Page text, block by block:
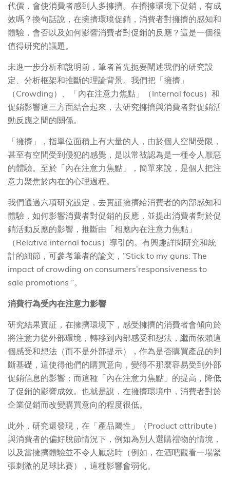
代價，會使消費者感到人多擁擠。在擠擁環境下促銷，有成
效嗎？換句話說，在擁擠環璄促銷，消費者對擁擠的感知和
體驗，會否以及如何影響消費者對促銷的反應？這是一個很
值得研究的議題。
未進一步分析和說明前，筆者首先扼要闡述我們的研究設
定、分析框架和推斷的理論背景。我們把「擁擠」
（Crowding）、「內在注意力焦點」（Internal focus）和
促銷影響這三方面結合起來，去研究擁擠與消費者對促銷活
動反應之間的關係。
「擁擠」，指單位面積上有大量的人，由於個人空間受限，
甚至有空間受到侵犯的感覺，是以常被認為是一種令人厭惡
的體驗。至於「內在注意力焦點」，簡單來說，是個人把注
意力聚焦於內在的心理過程。
我們通過六項研究設定，去實証擁擠給消費者的內部感知和
體驗，如何影響消費者對促銷的反應，並提出消費者對於促
銷活動反應的影響，推斷由「相應內在注意力焦點」
（Relative internal focus）導引的。有興趣詳閱研究和統
計的細節，可參考筆者的論文，”Stick to my guns: The
impact of crowding on consumers’responsiveness to
sale promotions ”。
消費行為受內在注意力影響
研究結果實証，在擁擠環境下，感受擁擠的消費者會傾向於
將注意力從外部環境，轉移到內部感受和想法，繼而依賴這
個感受和想法（而不是外部提示），作為是否購買產品的判
斷基礎，這使得他們的購買意向，變得不那麼容易受到外部
促銷信息的影響；而這種「內在注意力焦點」的提高，降低
了促銷的影響成效。也就是說，在擁擠環境中，消費者對於
企業促銷而改變購買意向的程度很低。
此外，研究還發現，在「產品屬性」（Product attribute）
與消費者的偏好脫節情況下，例如為別人選購禮物的情境，
以及當擁擠體驗並不令人厭惡時（例如，在酒吧觀看一場緊
張刺激的足球比賽），這種影響會弱化。